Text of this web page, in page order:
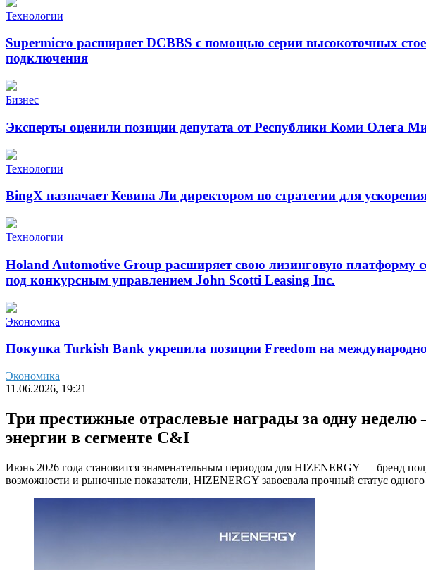
Технологии
Supermicro расширяет DCBBS с помощью серии высокоточных
подключения
Бизнес
Эксперты оценили позиции депутата от Республики Коми Олега
Технологии
BingX назначает Кевина Ли директором по стратегии для
Технологии
Holand Automotive Group расширяет свою лизинговую платформу
под конкурсным управлением John Scotti Leasing Inc.
Экономика
Покупка Turkish Bank укрепила позиции Freedom на
Экономика
11.06.2026, 19:21
Три престижные отраслевые награды за одну
энергии в сегменте C&I
Июнь 2026 года становится знаменательным периодом для HIZENERGY — бренд
возможности и рыночные показатели, HIZENERGY завоевала прочный статус